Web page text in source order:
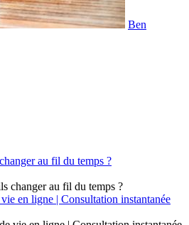
Ben
au fil du temps ?
en ligne | Consultation instantanée